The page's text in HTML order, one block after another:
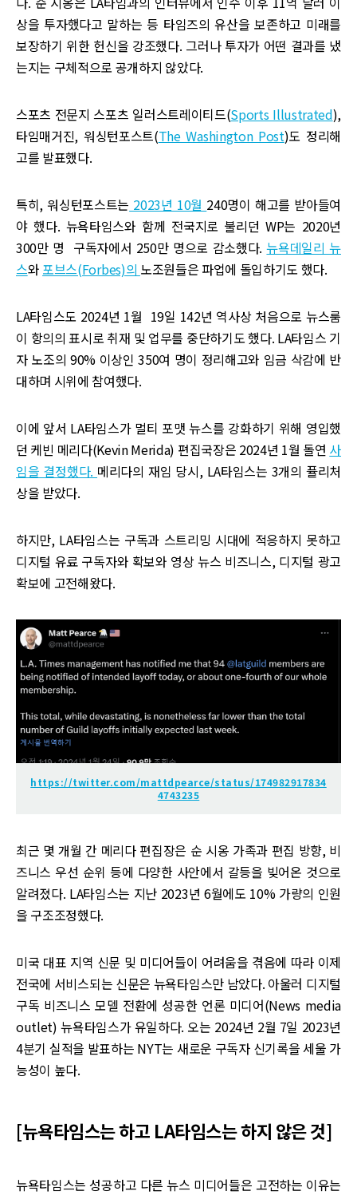
상을 투자했다고 말하는 등 타임즈의 유산을 보존하고 미래를
보장하기 위한 헌신을 강조했다. 그러나 투자가 어떤 결과를 냈
는지는 구체적으로 공개하지 않았다.
스포츠 전문지 스포츠 일러스트레이티드(Sports Illustrated),
타임매거진, 워싱턴포스트(The Washington Post)도 정리해
고를 발표했다.
특히, 워싱턴포스트는 2023년 10월 240명이 해고를 받아들여
야 했다. 뉴욕타임스와 함께 전국지로 불리던 WP는 2020년
300만 명 구독자에서 250만 명으로 감소했다.뉴욕데일리 뉴
스와 포브스(Forbes)의 노조원들은 파업에 돌입하기도 했다.
LA타임스도 2024년 1월 19일 142년 역사상 처음으로 뉴스룸
이 항의의 표시로 취재 및 업무를 중단하기도 했다. LA타임스 기
자 노조의 90% 이상인 350여 명이 정리해고와 임금 삭감에 반
대하며 시위에 참여했다.
이에 앞서 LA타임스가 멀티 포맷 뉴스를 강화하기 위해 영입했
던 케빈 메리다(Kevin Merida) 편집국장은 2024년 1월 돌연 사
임을 결정했다. 메리다의 재임 당시, LA타임스는 3개의 퓰리처
상을 받았다.
하지만, LA타임스는 구독과 스트리밍 시대에 적응하지 못하고
디지털 유료 구독자와 확보와 영상 뉴스 비즈니스, 디지털 광고
확보에 고전해왔다.
https://twitter.com/mattdpearce/status/174982917834
4743235
최근 몇 개월 간 메리다 편집장은 순 시옹 가족과 편집 방향, 비
즈니스 우선 순위 등에 다양한 사안에서 갈등을 빚어온 것으로
알려졌다. LA타임스는 지난 2023년 6월에도 10% 가량의 인원
을 구조조정했다.
미국 대표 지역 신문 및 미디어들이 어려움을 겪음에 따라 이제
전국에 서비스되는 신문은 뉴욕타임스만 남았다. 아울러 디지털
구독 비즈니스 모델 전환에 성공한 언론 미디어(News media
outlet) 뉴욕타임스가 유일하다. 오는 2024년 2월 7일 2023년
4분기 실적을 발표하는 NYT는 새로운 구독자 신기록을 세울 가
능성이 높다.
[뉴욕타임스는 하고 LA타임스는 하지 않은 것]
뉴욕타임스는 성공하고 다른 뉴스 미디어들은 고전하는 이유는